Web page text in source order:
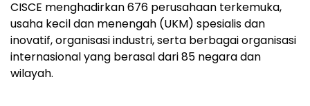
CISCE menghadirkan 676 perusahaan terkemuka,
usaha kecil dan menengah (UKM) spesialis dan
inovatif, organisasi industri, serta berbagai organisasi
internasional yang berasal dari 85 negara dan
wilayah.